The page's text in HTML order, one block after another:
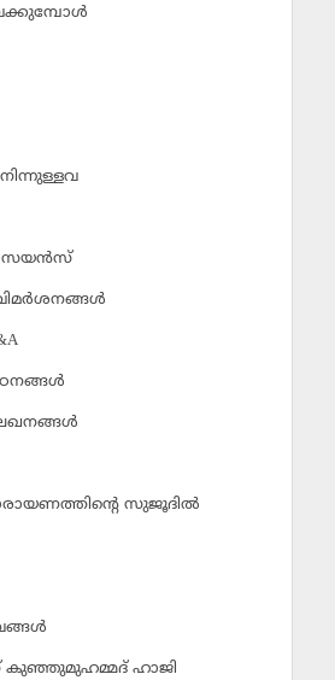
സയന്‍സ്‌
സുജൂദില്‍
കുഞ്ഞുമുഹമ്മദ് ഹാജി